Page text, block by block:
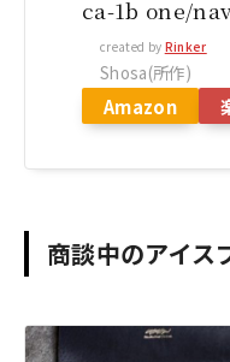
ca-1b one/
created by Rinker
Shosa(所作)
Amazon
商談中のアイス